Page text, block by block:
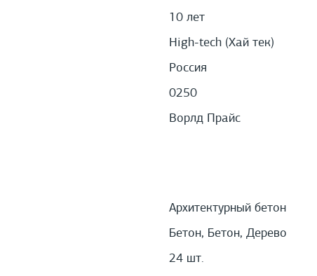
10 лет
High-tech (Хай тек)
Россия
0250
Ворлд Прайс
Архитектурный бетон
Бетон, Бетон, Дерево
24 шт.